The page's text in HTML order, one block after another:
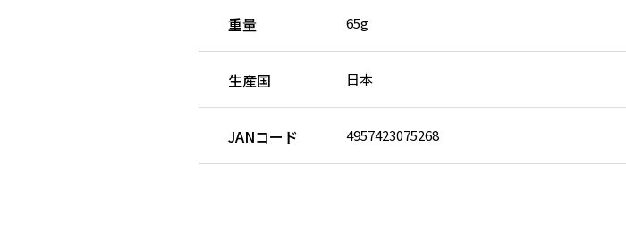
重量 65g
生産国 日本
JANコード 4957423075268